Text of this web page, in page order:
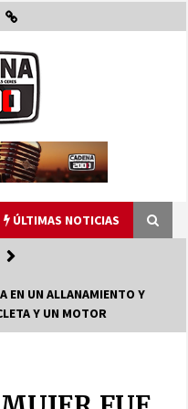
ÚLTIMAS NOTICIAS
y comunales
de obras hídricas para
EN UN ALLANAMIENTO Y
Y UN MOTOR